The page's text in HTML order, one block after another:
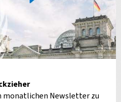
monatlichen Newsletter zu